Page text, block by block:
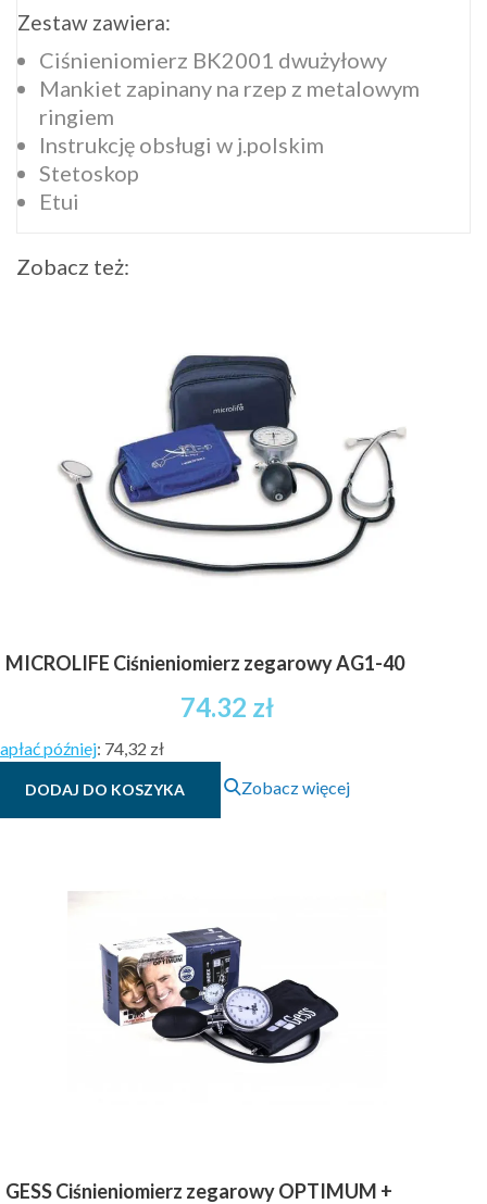
Zestaw zawiera:
Ciśnieniomierz BK2001 dwużyłowy
Mankiet zapinany na rzep z metalowym
ringiem
Instrukcję obsługi w j.polskim
Stetoskop
Etui
Zobacz też:
MICROLIFE Ciśnieniomierz zegarowy AG1-40
74.32 zł
później: 74,32 zł
DODAJ DO KOSZYKA Zobacz więcej
GESS Ciśnieniomierz zegarowy OPTIMUM +